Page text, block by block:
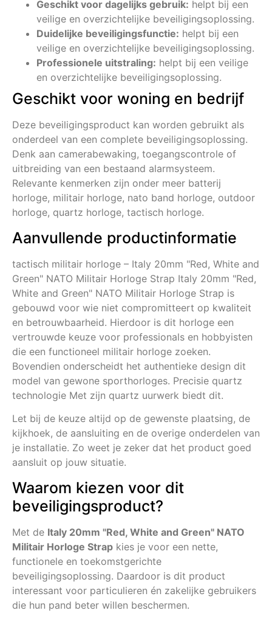
Geschikt voor dagelijks gebruik: helpt bij een
veilige en overzichtelijke beveiligingsoplossing.
Duidelijke beveiligingsfunctie: helpt bij een
veilige en overzichtelijke beveiligingsoplossing.
Professionele uitstraling: helpt bij een veilige
en overzichtelijke beveiligingsoplossing.
Geschikt voor woning en bedrijf
Deze beveiligingsproduct kan worden gebruikt als
onderdeel van een complete beveiligingsoplossing.
Denk aan camerabewaking, toegangscontrole of
uitbreiding van een bestaand alarmsysteem.
Relevante kenmerken zijn onder meer batterij
horloge, militair horloge, nato band horloge, outdoor
horloge, quartz horloge, tactisch horloge.
Aanvullende productinformatie
tactisch militair horloge – Italy 20mm "Red, White and
Green" NATO Militair Horloge Strap Italy 20mm "Red,
White and Green" NATO Militair Horloge Strap is
gebouwd voor wie niet compromitteert op kwaliteit
en betrouwbaarheid. Hierdoor is dit horloge een
vertrouwde keuze voor professionals en hobbyisten
die een functioneel militair horloge zoeken.
Bovendien onderscheidt het authentieke design dit
model van gewone sporthorloges. Precisie quartz
technologie Met zijn quartz uurwerk biedt dit.
Let bij de keuze altijd op de gewenste plaatsing, de
kijkhoek, de aansluiting en de overige onderdelen van
je installatie. Zo weet je zeker dat het product goed
aansluit op jouw situatie.
Waarom kiezen voor dit
beveiligingsproduct?
Met de Italy 20mm "Red, White and Green" NATO
Militair Horloge Strap kies je voor een nette,
functionele en toekomstgerichte
beveiligingsoplossing. Daardoor is dit product
interessant voor particulieren én zakelijke gebruikers
die hun pand beter willen beschermen.